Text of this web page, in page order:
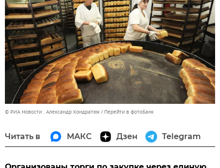
© РИА Новости . Александр Кондратюк Перейти в фотобанк
Читать в МАКС Дзен Telegram